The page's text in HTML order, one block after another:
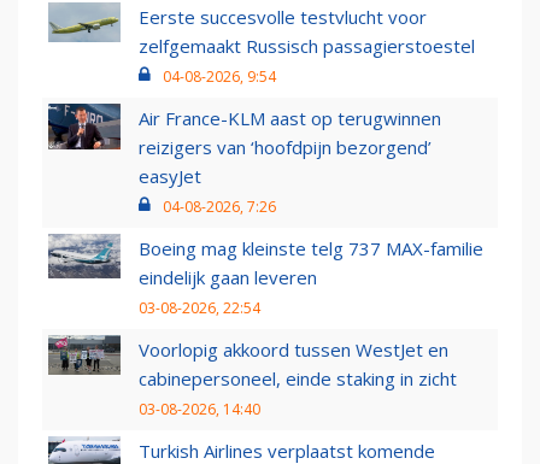
Eerste succesvolle testvlucht voor
zelfgemaakt Russisch passagierstoestel
04-08-2026, 9:54
Air France-KLM aast op terugwinnen
reizigers van ‘hoofdpijn bezorgend’
easyJet
04-08-2026, 7:26
Boeing mag kleinste telg 737 MAX-familie
eindelijk gaan leveren
03-08-2026, 22:54
Voorlopig akkoord tussen WestJet en
cabinepersoneel, einde staking in zicht
03-08-2026, 14:40
Turkish Airlines verplaatst komende